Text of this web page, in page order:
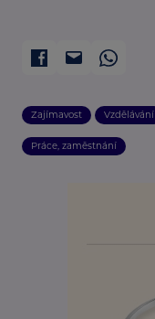
Zajímavost Vzdělávání
Práce, zaměstnání